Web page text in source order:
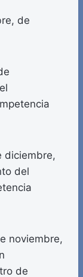
de
diciembre,
del
noviembre,
de